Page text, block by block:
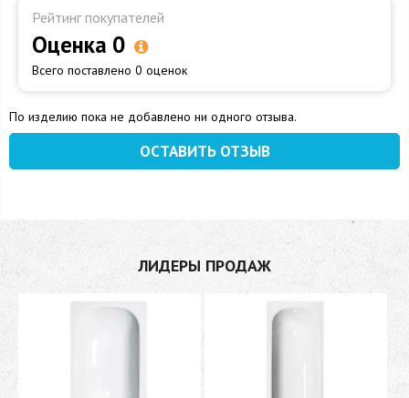
Рейтинг покупателей
Оценка 0
Всего поставлено 0 оценок
По изделию пока не добавлено ни одного отзыва.
ОСТАВИТЬ ОТЗЫВ
ЛИДЕРЫ ПРОДАЖ